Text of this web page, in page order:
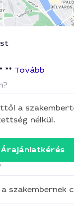
** Tovább
a
nélkül.
Árajánlatkérés
szakembernek